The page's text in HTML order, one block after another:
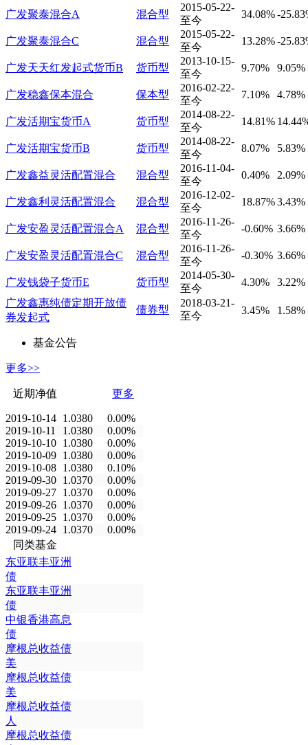
广发聚泰混合A 混合型
2015-05-22-
至今
34.08%-
广发聚泰混合C 混合型
2015-05-22-
至今
13.28%-
广发天天红发起式货币B 货币型
2013-10-15-
至今
9.70% 9.05%
广发稳鑫保本混合 保本型
2016-02-22-
至今
7.10% 4.78%
广发活期宝货币A 货币型
2014-08-22-
至今
14.81%
广发活期宝货币B 货币型
2014-08-22-
至今
8.07% 5.83%
广发鑫益灵活配置混合 混合型
2016-11-04-
至今
0.40% 2.09%
广发鑫利灵活配置混合 混合型
2016-12-02-
至今
18.87%3.43%
广发安盈灵活配置混合A 混合型
2016-11-26-
至今
-0.60% 3.66%
广发安盈灵活配置混合C 混合型
2016-11-26-
至今
-0.30% 3.66%
广发钱袋子货币E 货币型
2014-05-30-
至今
4.30%
3.22%
广发鑫惠纯债定期开放债
券发起式
债券型
2018-03-21-
至今
3.45% 1.58%
基金公告
更多>>
近期净值 更多
2019-10-14 1.0380
0.00%
2019-10-11
1.0380
0.00%
2019-10-10 1.0380
0.00%
2019-10-09 1.0380
0.00%
2019-10-08 1.0380
0.10%
2019-09-30 1.0370
0.00%
2019-09-27 1.0370
0.00%
2019-09-26 1.0370
0.00%
2019-09-25 1.0370
0.00%
2019-09-24 1.0370
0.00%
同类基金
东亚联丰亚洲
债
东亚联丰亚洲
债
中银香港高息
债
摩根总收益债
美
摩根总收益债
美
摩根总收益债
人
摩根总收益债